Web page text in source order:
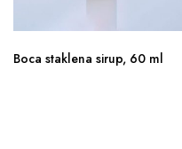
Boca staklena sirup, 60 ml